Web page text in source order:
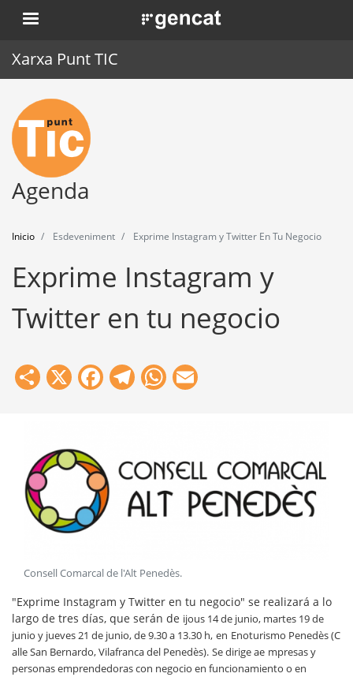
Pasar
al
. Obre en una nova finestra.
Xarxa Punt TIC
Inicio
Punt TIC
Actualidad
Herramientas
Agenda
Inicio Esdeveniment Exprime Instagram y Twitter En Tu Negocio
Exprime Instagram y
Twitter en tu negocio
Share
X Facebook
Telegram
WhatsApp
Consell Comarcal de l'Alt Penedès.
"Exprime Instagram y Twitter en tu negocio" se realizará a lo
largo de tres días, que serán de ijous 14 de junio, martes 19 de
junio y jueves 21 de junio, de 9.30 a 13.30 h, en Enoturismo Penedès (C
alle San Bernardo, Vilafranca del Penedès). Se dirige ae mpresas y
personas emprendedoras con negocio en funcionamiento o en